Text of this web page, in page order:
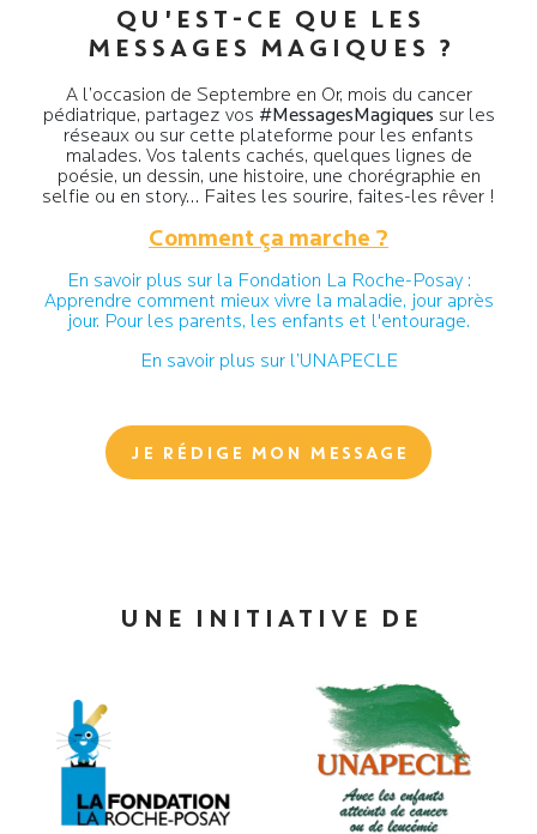
QU'EST-CE QUE LES
MESSAGES MAGIQUES ?
A l’occasion de Septembre en Or, mois du cancer
pédiatrique, partagez vos #MessagesMagiques sur les
réseaux ou sur cette plateforme pour les enfants
malades. Vos talents cachés, quelques lignes de
poésie, un dessin, une histoire, une chorégraphie en
selfie ou en story… Faites les sourire, faites-les rêver !
Comment ça marche ?
En savoir plus sur la Fondation La Roche-Posay :
Apprendre comment mieux vivre la maladie, jour après
jour. Pour les parents, les enfants et l'entourage.
En savoir plus sur l’UNAPECLE
JE RÉDIGE MON MESSAGE
UNE INITIATIVE DE